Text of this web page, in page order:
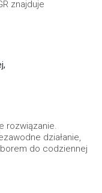
znajduje
rozwiązanie.
działanie,
do codziennej